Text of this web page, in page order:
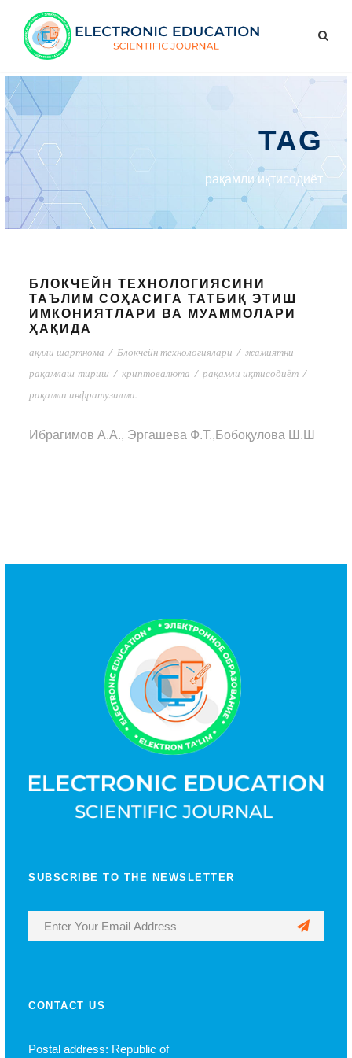
TAG
рақамли иқтисодиёт
БЛОКЧEЙН ТЕХНОЛОГИЯСИНИ
ТАЪЛИМ СОҲАСИГА ТАТБИҚ ЭТИШ
ИМКОНИЯТЛАРИ ВА МУАММОЛАРИ
ҲАҚИДА
ақлли шартнома / Блокчейн технологиялари / жамиятни
рақамлаш-тириш / криптовалюта / рақамли иқтисодиёт /
рақамли инфратузилма.
Ибрагимов А.А., Эргашева Ф.Т.,Бобоқулова Ш.Ш
SUBSCRIBE TO THE NEWSLETTER
CONTACT US
Postal address: Republic of